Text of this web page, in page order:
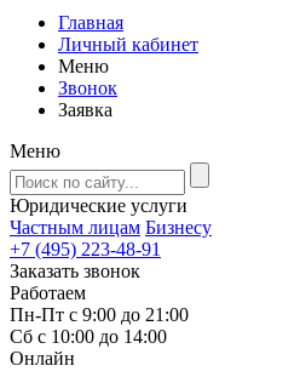
Главная
Личный кабинет
Меню
Звонок
Заявка
Меню
Юридические услуги
Частным лицам Бизнесу
+7 (495) 223-48-91
Заказать звонок
Работаем
Пн-Пт с 9:00 до 21:00
Сб с 10:00 до 14:00
Онлайн